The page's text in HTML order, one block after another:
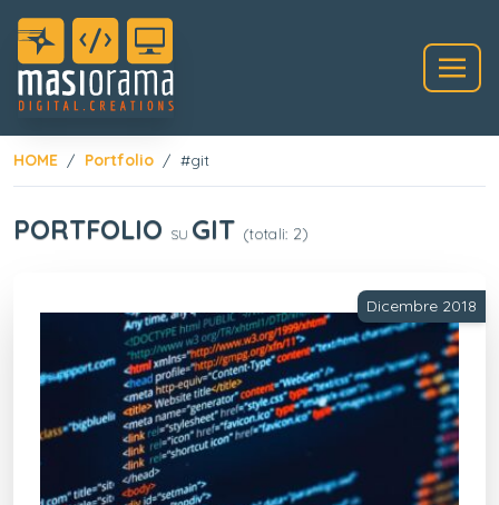
HOME Portfolio #git
PORTFOLIO SU GIT (totali: 2)
Dicembre 2018